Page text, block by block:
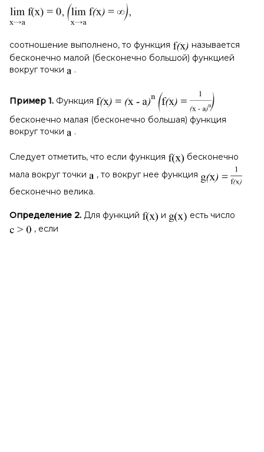
соотношение выполнено, то функция
называется
бесконечно малой (бесконечно большой) функцией
вокруг точки
.
Пример 1. Функция
бесконечно малая (бесконечно большая) функция
вокруг точки
.
Следует отметить, что если функция
бесконечно
мала вокруг точки
, то вокруг нее функция
бесконечно велика.
Определение 2. Для функций и
есть число
, если